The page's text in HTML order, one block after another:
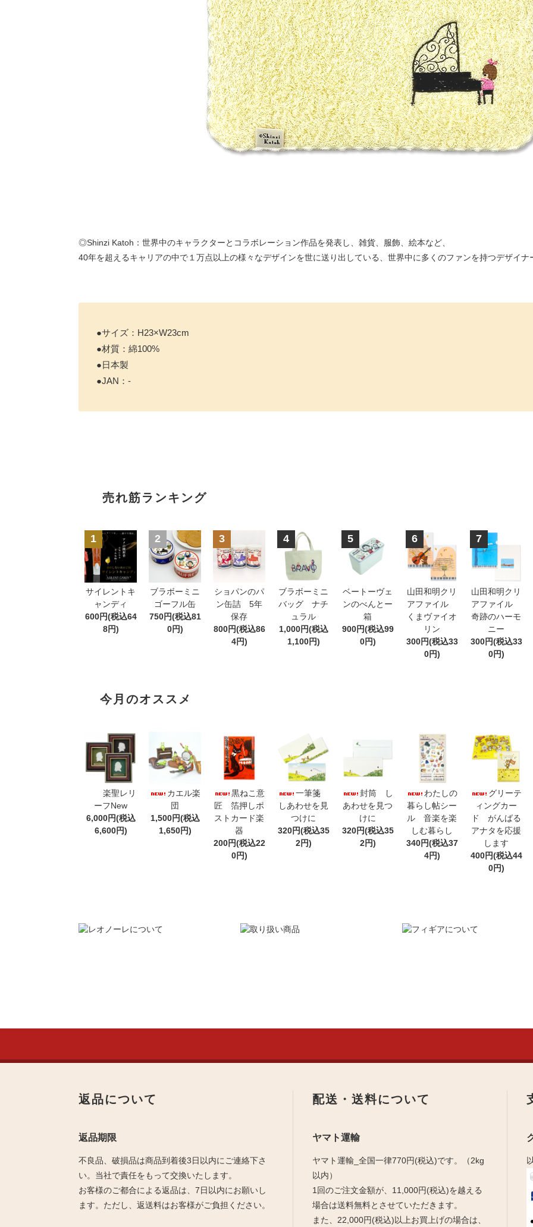
◎Shinzi Katoh：世界中のキャラクターとコラボレーション作品を発表し、雑貨、服飾、絵本など、
40年を超えるキャリアの中で１万点以上の様々なデザインを世に送り出している、世界中に多くのファンを持つデザイナ
●サイズ：H23×W23cm
●材質：綿100%
●日本製
●JAN：-
売れ筋ランキング
1
サイレントキ
ャンディ
600円(税込64
8円)
2
ブラボーミニ
ゴーフル缶
750円(税込81
0円)
3
ショパンのパ
ン缶詰 5年
保存
800円(税込86
4円)
4
ブラボーミニ
バッグ ナチ
ュラル
1,000円(税込
1,100円)
5
ベートーヴェ
ンのべんとー
箱
900円(税込99
0円)
6
山田和明クリ
アファイル
くまヴァイオ
リン
300円(税込33
0円)
7
山田和明クリ
アファイル
奇跡のハーモ
ニー
300円(税込33
0円)
今月のオススメ
楽聖レリ
ーフNew
6,000円(税込
6,600円)
カエル楽
団
1,500円(税込
1,650円)
黒ねこ意
匠 箔押しポ
ストカード楽
器
200円(税込22
0円)
一筆箋
しあわせを見
つけに
320円(税込35
2円)
封筒 し
あわせを見つ
けに
320円(税込35
2円)
わたしの
暮らし帖シー
ル 音楽を楽
しむ暮らし
340円(税込37
4円)
グリーテ
ィングカー
ド がんばる
アナタを応援
します
400円(税込44
0円)
返品について
返品期限
不良品、破損品は商品到着後3日以内にご連絡下さ
い。当社で責任をもって交換いたします。
お客様のご都合による返品は、7日以内にお願いし
ます。ただし、返送料はお客様がご負担ください。
配送・送料について
ヤマト運輸
ヤマト運輸_全国一律770円(税込)です。（2kg
以内）
1回のご注文金額が、11,000円(税込)を越える
場合は送料無料とさせていただきます。
また、22,000円(税込)以上お買上げの場合は、